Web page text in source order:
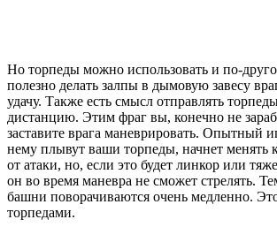
Но торпеды можно использовать и по-
полезно делать залпы в дымовую завесу
удачу. Также есть смысл отправлять
дистанцию. Этим фраг вы, конечно не
заставите врага маневрировать. Опытный
нему плывут ваши торпеды, начнет менять
от атаки, но, если это будет линкор или
он во время маневра не сможет стрелять.
башни поворачиваются очень медленно.
торпедами.